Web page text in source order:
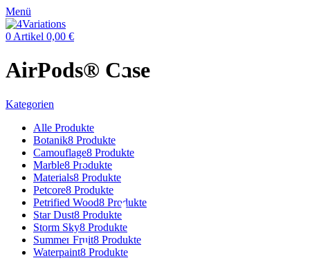
Menü
0 Artikel 0,00 €
AirPods® Case
Kategorien
Alle Produkte
Botanik8 Produkte
Camouflage8 Produkte
Marble8 Produkte
Materials8 Produkte
Petcore8 Produkte
Petrified Wood8 Produkte
Star Dust8 Produkte
Storm Sky8 Produkte
Summer Fruit8 Produkte
Waterpaint8 Produkte